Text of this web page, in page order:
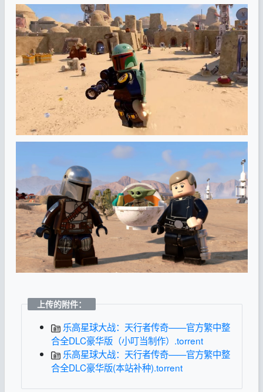
上传的附件：
乐高星球大战：天行者传奇——官方繁中整
合全DLC豪华版（小叮当制作）.torrent
乐高星球大战：天行者传奇——官方繁中整
合全DLC豪华版(本站补种).torrent